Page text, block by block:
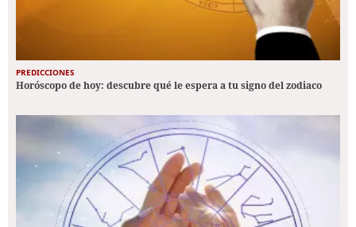
PREDICCIONES
Horóscopo de hoy: descubre qué le espera a tu signo del zodiaco